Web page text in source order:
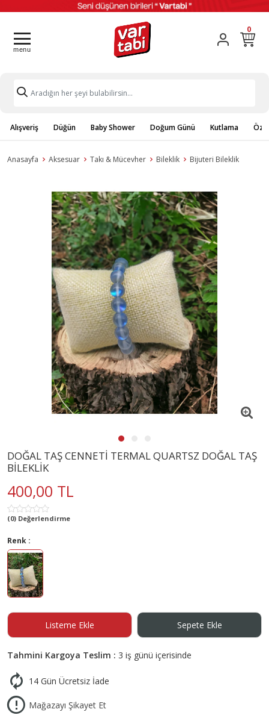
0
Alışveriş Düğün Baby Shower Doğum Günü Kutlama
Anasayfa Aksesuar Takı & Mücevher Bileklik Bijuteri Bileklik
DOĞAL TAŞ CENNETİ TERMAL QUARTSZ DOĞAL TAŞ
BİLEKLİK
400,00 TL
(0) Değerlendirme
Renk :
Listeme Ekle Sepete Ekle
Tahmini Kargoya Teslim : 3 iş günü içerisinde
14 Gün Ücretsiz İade
Mağazayı Şikayet Et